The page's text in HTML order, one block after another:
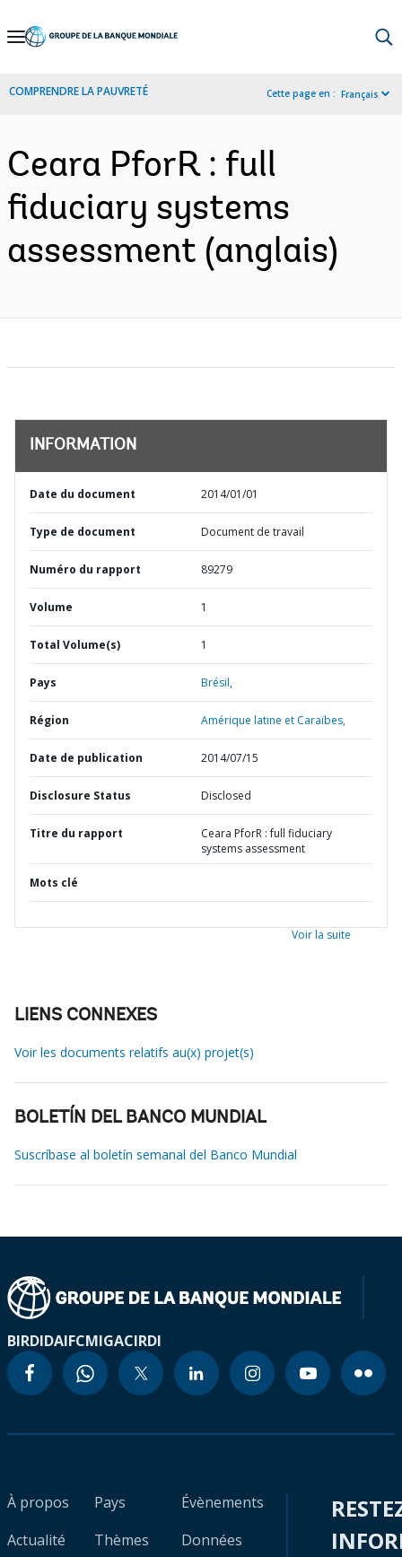
Skip
Navigation
COMPRENDRE LA PAUVRETÉ Cette page en : Français
Ceara PforR : full
fiduciary systems
assessment (anglais)
INFORMATION
Date du document 2014/01/01
Type de document Document de travail
Numéro du rapport 89279
Volume 1
Total Volume(s) 1
Pays Brésil,
Région Amérique latine et Caraïbes,
Date de publication 2014/07/15
Disclosure Status Disclosed
Titre du rapport
Ceara PforR : full fiduciary
systems assessment
Mots clé
Voir la suite
LIENS CONNEXES
Voir les documents relatifs au(x) projet(s)
BOLETÍN DEL BANCO MUNDIAL
Suscríbase al boletín semanal del Banco Mundial
BIRDIDAIFCMIGACIRDI
À propos
Actualité
Pays
Thèmes
Évènements
Données